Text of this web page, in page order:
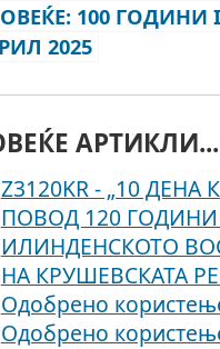
100 ГОДИНИ
2025
АРТИКЛИ...
Z3120KR - „10
ПОВОД 120
ИЛИНДЕНСКОТО
НА КРУШЕВСКАТА
Одобрено
Одобрено